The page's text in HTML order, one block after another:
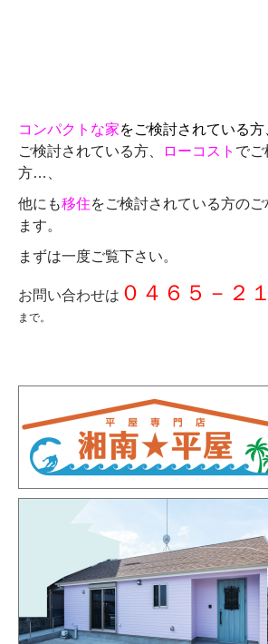
コンパクトな家をご検討されている方
ご検討されている方、
ローコスト でご
方…、
他にも移住をご検討されている方のご
ます。
まずは一度ご覧下さい。
お問い合わせは ０４６５－２
まで。